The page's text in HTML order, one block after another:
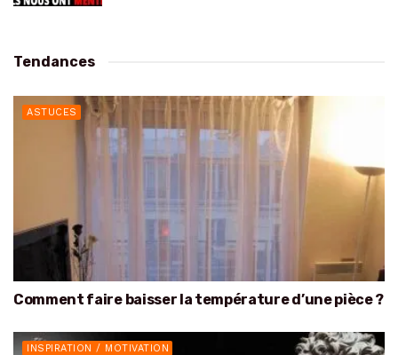
Tendances
ASTUCES
Comment faire baisser la température d’une pièce ?
INSPIRATION / MOTIVATION